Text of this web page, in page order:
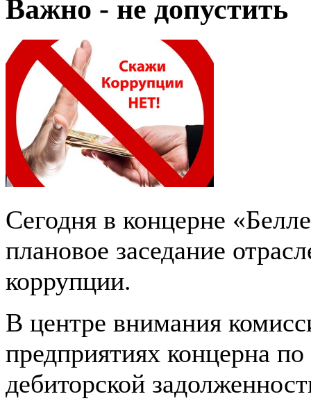
Важно - не допустить
Сегодня в концерне
плановое заседание
коррупции.
В центре внимания
предприятиях концерна
дебиторской